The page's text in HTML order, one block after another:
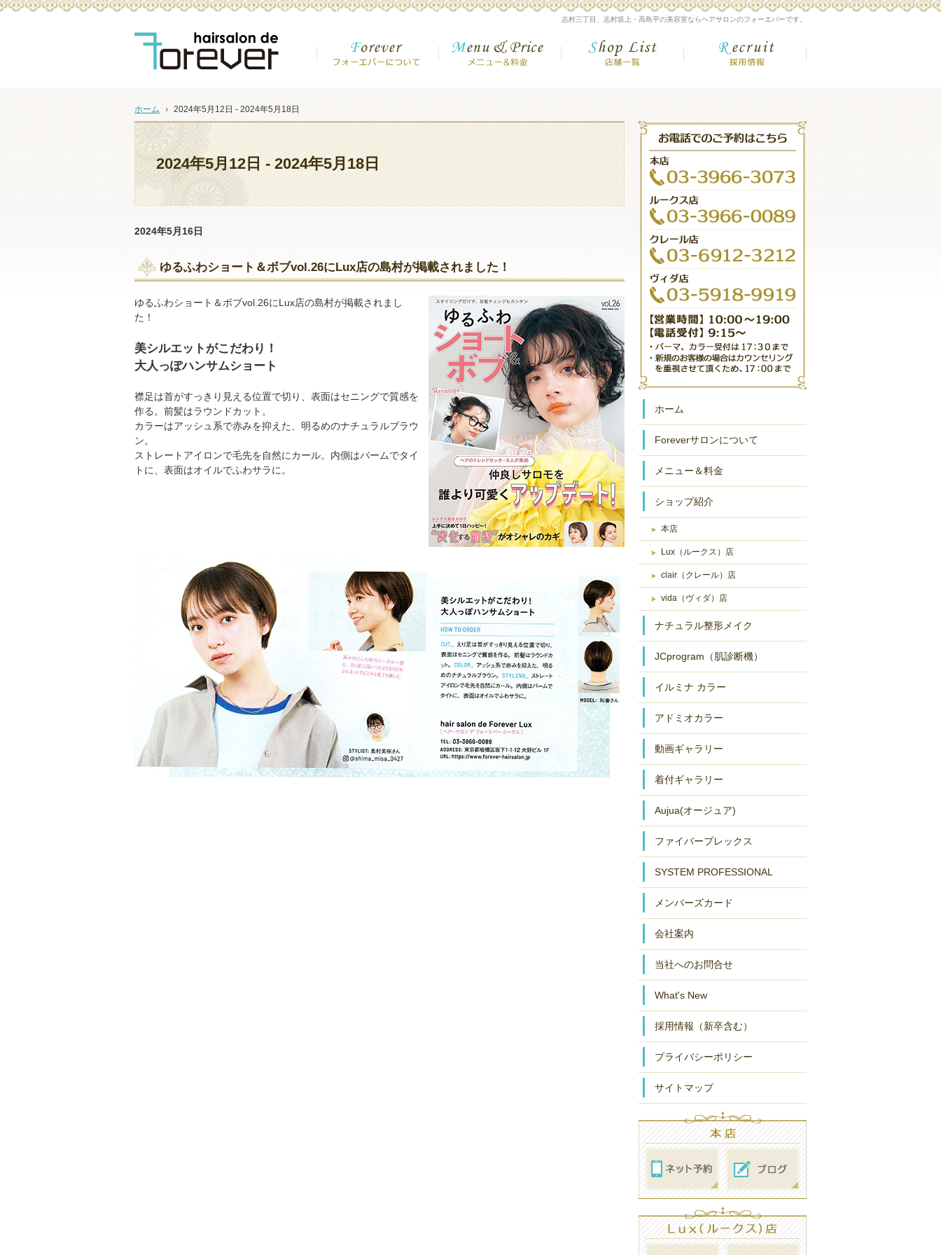
2024年5月12日 - 2024年5月18日
志村三丁目、志村坂上・高島平の美容室ならヘアサロンのフォーエバーです。
ヘアーサロンdeフォーエバーはおもてなしを大切にする美容室【志村三丁目・志村坂上・高島平】
2024年5月16日
ゆるふわショート＆ボブvol.26にLux店の島村が掲載されました！
ゆるふわショート＆ボブvol.26にLux店の島村が掲載されまし
た！
美シルエットがこだわり！
大人っぽハンサムショート
襟足は首がすっきり見える位置で切り、表面はセニングで質感を
作る。前髪はラウンドカット。
カラーはアッシュ系で赤みを抑えた、明るめのナチュラルブラウ
ン。
ストレートアイロンで毛先を自然にカール。内側はバームでタイ
トに、表面はオイルでふわサラに。
ホーム
Foreverサロンについて
メニュー＆料金
ショップ紹介
本店
Lux（ルークス）店
clair（クレール）店
vida（ヴィダ）店
ナチュラル整形メイク
JCprogram（肌診断機）
イルミナ カラー
アドミオカラー
動画ギャラリー
着付ギャラリー
Aujua(オージュア)
ファイバープレックス
SYSTEM PROFESSIONAL
メンバーズカード
会社案内
当社へのお問合せ
What's New
採用情報（新卒含む）
プライバシーポリシー
サイトマップ
フォーエバーについて メニュー＆金額
ホーム 2024年5月12日 - 2024年5月18日